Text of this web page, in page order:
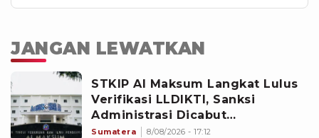
JANGAN LEWATKAN
STKIP Al Maksum Langkat Lulus
Verifikasi LLDIKTI, Sanksi
Administrasi Dicabut
Kemdiktisaintek
Sumatera 8/08/2026 - 17:12